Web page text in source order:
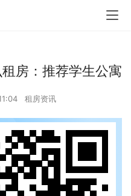
房：推荐学生公寓
租房资讯